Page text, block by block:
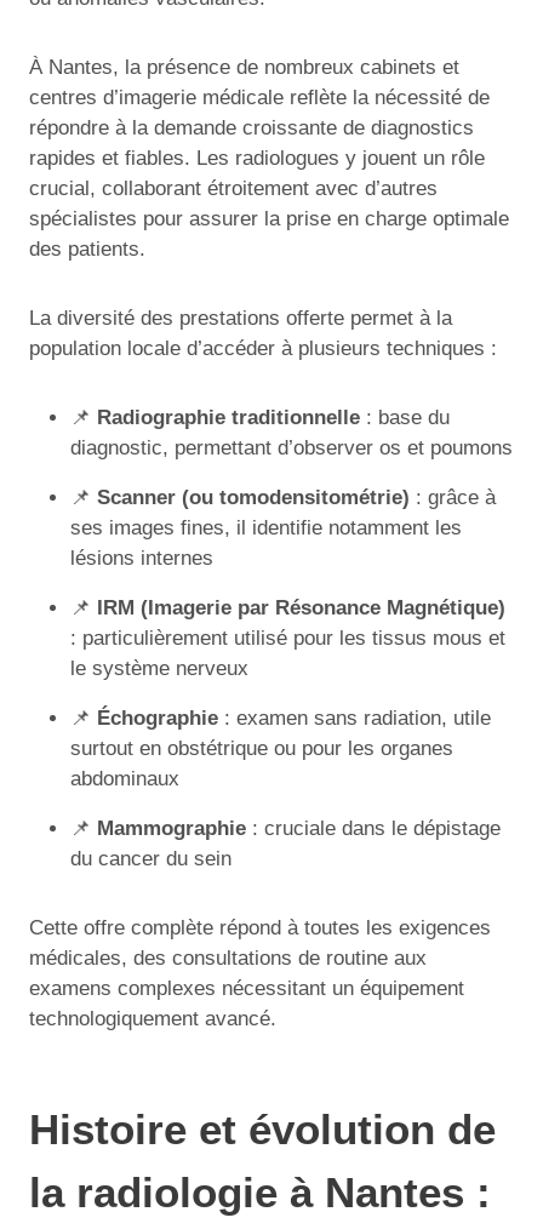
À Nantes, la présence de nombreux cabinets et
centres d’imagerie médicale reflète la nécessité de
répondre à la demande croissante de diagnostics
rapides et fiables. Les radiologues y jouent un rôle
crucial, collaborant étroitement avec d’autres
spécialistes pour assurer la prise en charge optimale
des patients.
La diversité des prestations offerte permet à la
population locale d’accéder à plusieurs techniques :
📌 Radiographie traditionnelle : base du
diagnostic, permettant d’observer os et poumons
📌 Scanner (ou tomodensitométrie) : grâce à
ses images fines, il identifie notamment les
lésions internes
📌
IRM (Imagerie par Résonance Magnétique)
: particulièrement utilisé pour les tissus mous et
le système nerveux
📌 Échographie : examen sans radiation, utile
surtout en obstétrique ou pour les organes
abdominaux
📌 Mammographie : cruciale dans le dépistage
du cancer du sein
Cette offre complète répond à toutes les exigences
médicales, des consultations de routine aux
examens complexes nécessitant un équipement
technologiquement avancé.
Histoire et évolution de
la radiologie à Nantes :